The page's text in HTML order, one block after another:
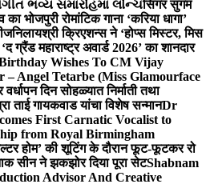
ભવ્ય સમારોહમાં લોન્ચसिंगर सुगम
भोजपुरी रोमांटिक गाना ‘करिया धागा’
निलायश्री क्रिएशन्स ने ‘होप्स मिस्टर, मिस
ग्रैंड महाराष्ट्र अवार्ड 2026’ का शानदार
Wishes To CM Vijay
– Angel Tetarbe (Miss Glamourface
वर्धापन दिन सोहळ्यात निर्माती तथा
ताई गायकवाड यांचा विशेष सन्मानDr
First Carnatic Vocalist to
from Royal Birmingham
होम’ की शूटिंग के दौरान फूट-फूटकर रो
सीन ने झकझोर दिया पूरा सेटShabnam
Advisor And Creative